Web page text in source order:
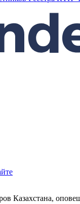
Казахстана,